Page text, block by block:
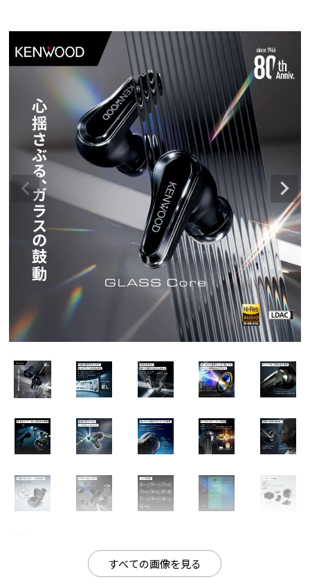
すべての画像を見る